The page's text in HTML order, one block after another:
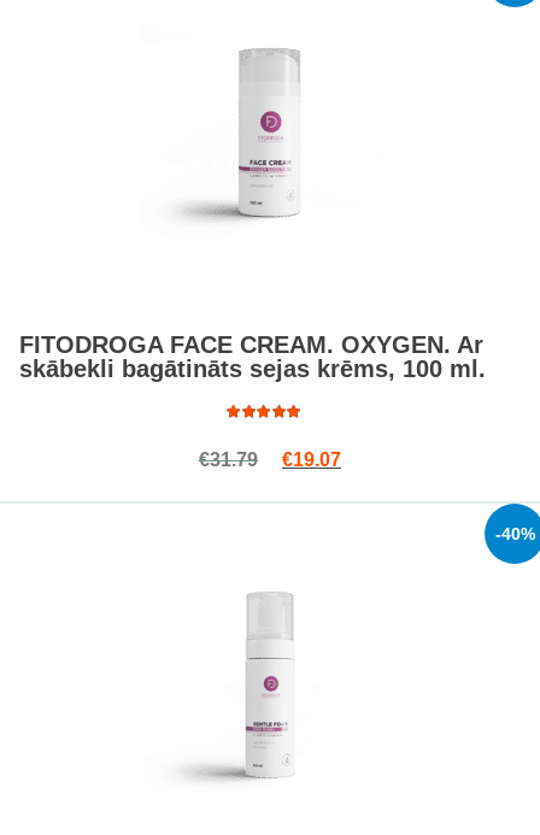
FITODROGA FACE CREAM. OXYGEN. Ar
skābekli bagātināts sejas krēms, 100 ml.
5.00
out
€31.79 Original price was: €31.79.
€19.07Current price is:
-40%